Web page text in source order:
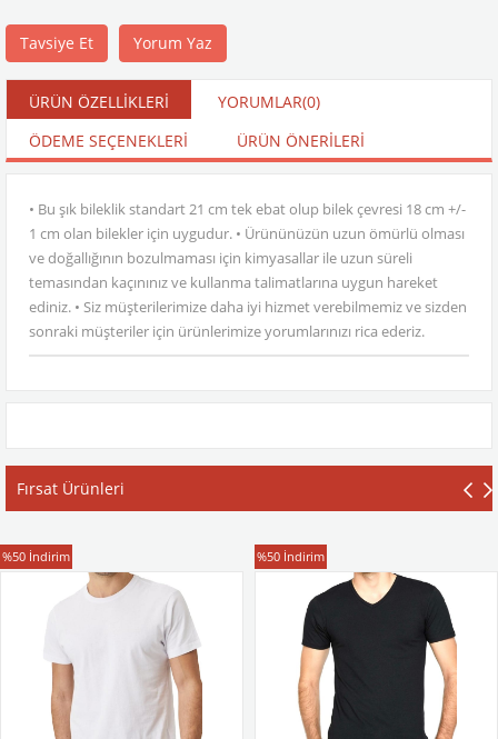
Tavsiye Et Yorum Yaz
ÜRÜN ÖZELLIKLERI YORUMLAR(0)
ÖDEME SEÇENEKLERI
ÜRÜN ÖNERILERI
• Bu şık bileklik standart 21 cm tek ebat olup bilek çevresi 18 cm +/-
1 cm olan bilekler için uygudur. • Ürününüzün uzun ömürlü olması
ve doğallığının bozulmaması için kimyasallar ile uzun süreli
temasından kaçınınız ve kullanma talimatlarına uygun hareket
ediniz. • Siz müşterilerimize daha iyi hizmet verebilmemiz ve sizden
sonraki müşteriler için ürünlerimize yorumlarınızı rica ederiz.
Fırsat Ürünleri
T-Shirt
%50 İndirim T-Shirt
%50 İndirim